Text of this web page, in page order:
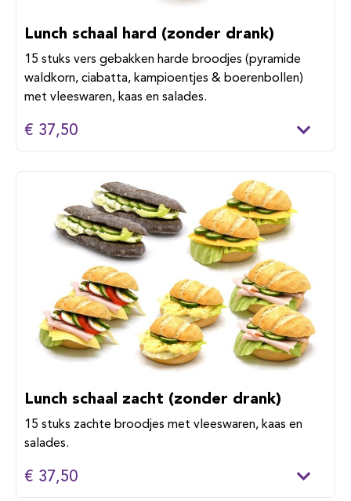
Lunch schaal hard (zonder drank)
15 stuks vers gebakken harde broodjes (pyramide
waldkorn, ciabatta, kampioentjes & boerenbollen)
met vleeswaren, kaas en salades.
€ 37,50
Lunch schaal zacht (zonder drank)
15 stuks zachte broodjes met vleeswaren, kaas en
salades.
€ 37,50